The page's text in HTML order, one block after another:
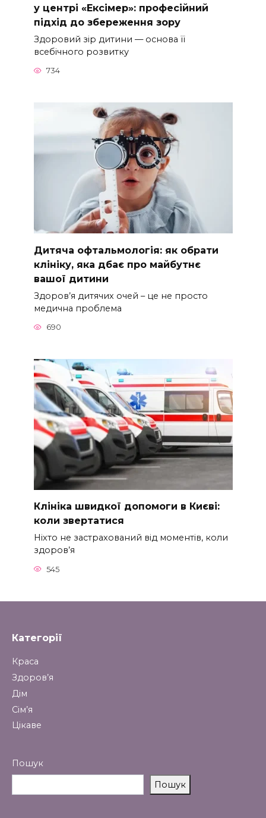
у центрі «Ексімер»: професійний
підхід до збереження зору
Здоровий зір дитини — основа її
всебічного розвитку
734
Дитяча офтальмологія: як обрати
клініку, яка дбає про майбутнє
вашої дитини
Здоров’я дитячих очей – це не просто
медична проблема
690
Клініка швидкої допомоги в Києві:
коли звертатися
Ніхто не застрахований від моментів, коли
здоров’я
545
Категорії
Краса
Здоров’я
Дім
Сім’я
Цікаве
Пошук
Пошук